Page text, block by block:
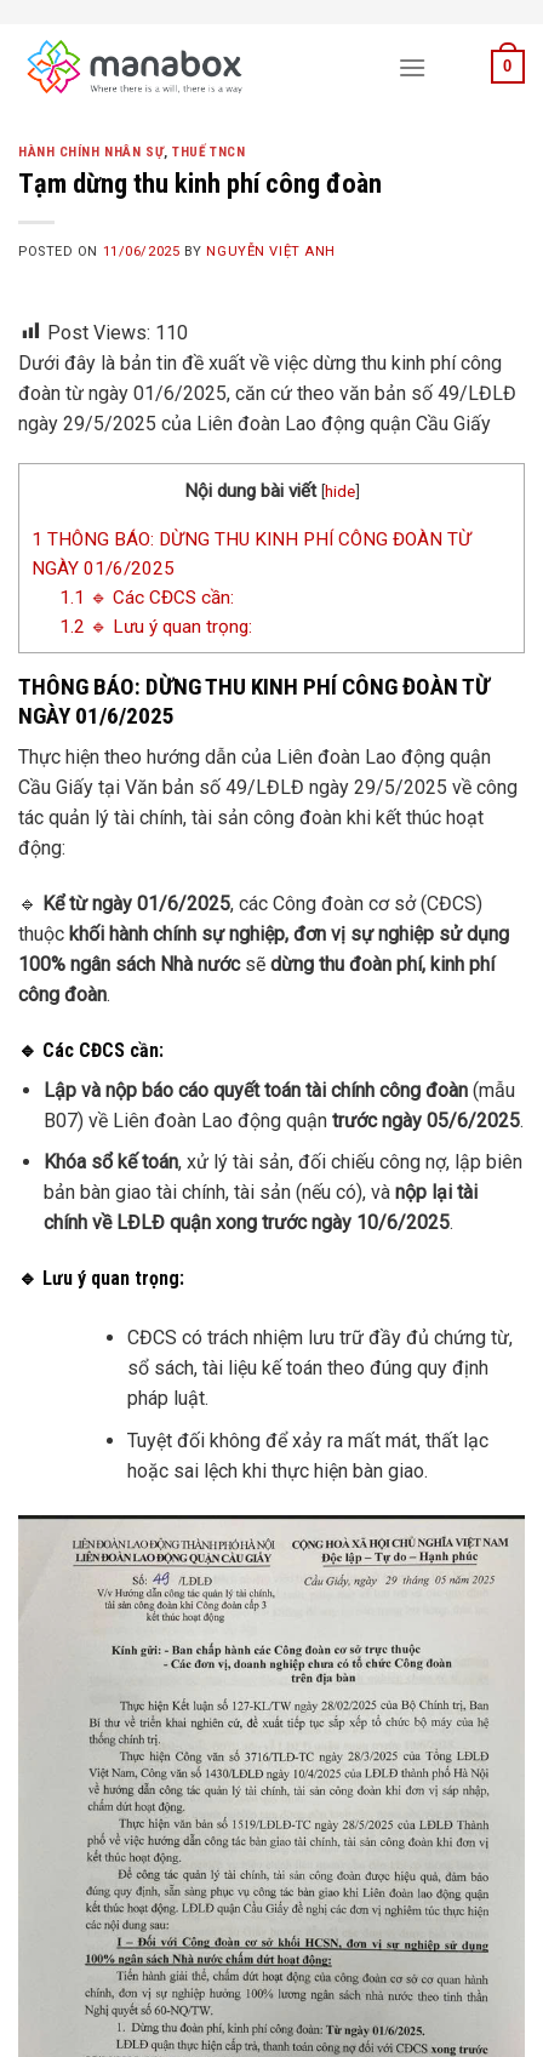
content
0
HÀNH CHÍNH NHÂN SỰ,THUẾ TNCN
Tạm dừng thu kinh phí công đoàn
POSTED ON 11/06/2025 BYNGUYỄN VIỆT ANH
Post Views: 110
Dưới đây là bản tin đề xuất về việc dừng thu kinh phí công
đoàn từ ngày 01/6/2025, căn cứ theo văn bản số 49/LĐLĐ
ngày 29/5/2025 của Liên đoàn Lao động quận Cầu Giấy
Nội dung bài viết [hide]
1 THÔNG BÁO: DỪNG THU KINH PHÍ CÔNG ĐOÀN TỪ
NGÀY 01/6/2025
1.1 🔹 Các CĐCS cần:
1.2 🔹 Lưu ý quan trọng:
THÔNG BÁO: DỪNG THU KINH PHÍ CÔNG ĐOÀN TỪ
NGÀY 01/6/2025
Thực hiện theo hướng dẫn của Liên đoàn Lao động quận
Cầu Giấy tại Văn bản số 49/LĐLĐ ngày 29/5/2025 về công
tác quản lý tài chính, tài sản công đoàn khi kết thúc hoạt
động:
🔹 Kể từ ngày 01/6/2025, các Công đoàn cơ sở (CĐCS)
thuộc khối hành chính sự nghiệp, đơn vị sự nghiệp sử dụng
100% ngân sách Nhà nướcsẽ dừng thu đoàn phí, kinh phí
công đoàn.
🔹 Các CĐCS cần:
Lập và nộp báo cáo quyết toán tài chính công đoàn(mẫu
B07) về Liên đoàn Lao động quận trước ngày 05/6/2025.
Khóa sổ kế toán, xử lý tài sản, đối chiếu công nợ, lập biên
bản bàn giao tài chính, tài sản (nếu có), và nộp lại tài
chính về LĐLĐ quận xong trước ngày 10/6/2025.
🔹 Lưu ý quan trọng:
CĐCS có trách nhiệm lưu trữ đầy đủ chứng từ,
sổ sách, tài liệu kế toán theo đúng quy định
pháp luật.
Tuyệt đối không để xảy ra mất mát, thất lạc
hoặc sai lệch khi thực hiện bàn giao.